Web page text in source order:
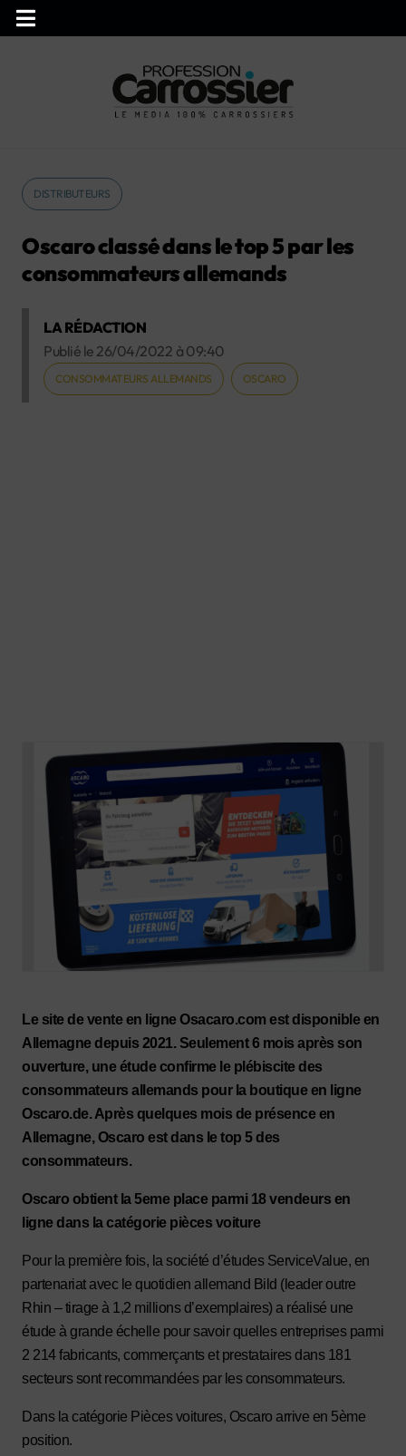
DISTRIBUTEURS
Oscaro classé dans le top 5 par les
consommateurs allemands
LA RÉDACTION
Publié le 26/04/2022 à 09:40
CONSOMMATEURS ALLEMANDS OSCARO
Le site de vente en ligne Osacaro.com est disponible en
Allemagne depuis 2021. Seulement 6 mois après son
ouverture, une étude confirme le plébiscite des
consommateurs allemands pour la boutique en ligne
Oscaro.de. Après quelques mois de présence en
Allemagne, Oscaro est dans le top 5 des
consommateurs.
Oscaro obtient la 5eme place parmi 18 vendeurs en
ligne dans la catégorie pièces voiture
Pour la première fois, la société d’études ServiceValue, en
partenariat avec le quotidien allemand Bild (leader outre
Rhin – tirage à 1,2 millions d’exemplaires) a réalisé une
étude à grande échelle pour savoir quelles entreprises parmi
2 214 fabricants, commerçants et prestataires dans 181
secteurs sont recommandées par les consommateurs.
Dans la catégorie Pièces voitures, Oscaro arrive en 5ème
position.